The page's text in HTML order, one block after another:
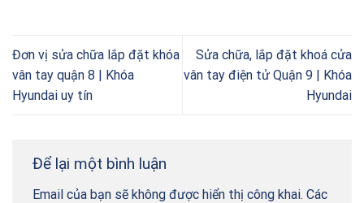
Đơn vị sửa chữa lắp đặt khóa
vân tay quận 8 | Khóa
Hyundai uy tín
Sửa chữa, lắp đặt khoá cửa
vân tay điện tử Quận 9 | Khóa
Hyundai
Để lại một bình luận
Email của bạn sẽ không được hiển thị công khai. Các